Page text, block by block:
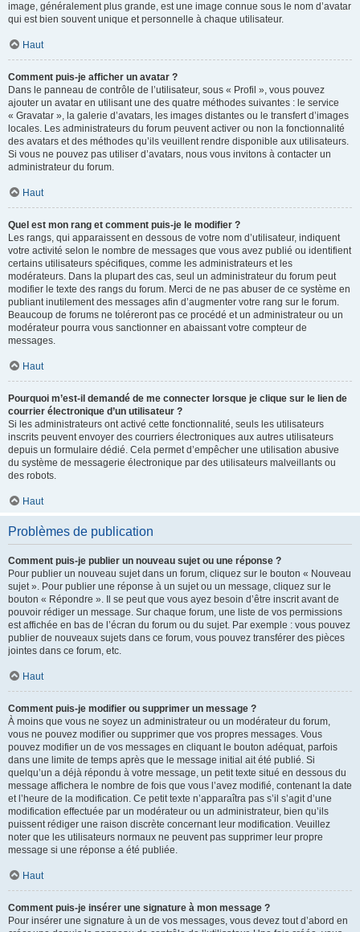
image, généralement plus grande, est une image connue sous le nom d’avatar
qui est bien souvent unique et personnelle à chaque utilisateur.
Haut
Comment puis-je afficher un avatar ?
Dans le panneau de contrôle de l’utilisateur, sous « Profil », vous pouvez
ajouter un avatar en utilisant une des quatre méthodes suivantes : le service
« Gravatar », la galerie d’avatars, les images distantes ou le transfert d’images
locales. Les administrateurs du forum peuvent activer ou non la fonctionnalité
des avatars et des méthodes qu’ils veuillent rendre disponible aux utilisateurs.
Si vous ne pouvez pas utiliser d’avatars, nous vous invitons à contacter un
administrateur du forum.
Haut
Quel est mon rang et comment puis-je le modifier ?
Les rangs, qui apparaissent en dessous de votre nom d’utilisateur, indiquent
votre activité selon le nombre de messages que vous avez publié ou identifient
certains utilisateurs spécifiques, comme les administrateurs et les
modérateurs. Dans la plupart des cas, seul un administrateur du forum peut
modifier le texte des rangs du forum. Merci de ne pas abuser de ce système en
publiant inutilement des messages afin d’augmenter votre rang sur le forum.
Beaucoup de forums ne toléreront pas ce procédé et un administrateur ou un
modérateur pourra vous sanctionner en abaissant votre compteur de
messages.
Haut
Pourquoi m’est-il demandé de me connecter lorsque je clique sur le lien de
courrier électronique d’un utilisateur ?
Si les administrateurs ont activé cette fonctionnalité, seuls les utilisateurs
inscrits peuvent envoyer des courriers électroniques aux autres utilisateurs
depuis un formulaire dédié. Cela permet d’empêcher une utilisation abusive
du système de messagerie électronique par des utilisateurs malveillants ou
des robots.
Haut
Problèmes de publication
Comment puis-je publier un nouveau sujet ou une réponse ?
Pour publier un nouveau sujet dans un forum, cliquez sur le bouton « Nouveau
sujet ». Pour publier une réponse à un sujet ou un message, cliquez sur le
bouton « Répondre ». Il se peut que vous ayez besoin d’être inscrit avant de
pouvoir rédiger un message. Sur chaque forum, une liste de vos permissions
est affichée en bas de l’écran du forum ou du sujet. Par exemple : vous pouvez
publier de nouveaux sujets dans ce forum, vous pouvez transférer des pièces
jointes dans ce forum, etc.
Haut
Comment puis-je modifier ou supprimer un message ?
À moins que vous ne soyez un administrateur ou un modérateur du forum,
vous ne pouvez modifier ou supprimer que vos propres messages. Vous
pouvez modifier un de vos messages en cliquant le bouton adéquat, parfois
dans une limite de temps après que le message initial ait été publié. Si
quelqu’un a déjà répondu à votre message, un petit texte situé en dessous du
message affichera le nombre de fois que vous l’avez modifié, contenant la date
et l’heure de la modification. Ce petit texte n’apparaîtra pas s’il s’agit d’une
modification effectuée par un modérateur ou un administrateur, bien qu’ils
puissent rédiger une raison discrète concernant leur modification. Veuillez
noter que les utilisateurs normaux ne peuvent pas supprimer leur propre
message si une réponse a été publiée.
Haut
Comment puis-je insérer une signature à mon message ?
Pour insérer une signature à un de vos messages, vous devez tout d’abord en